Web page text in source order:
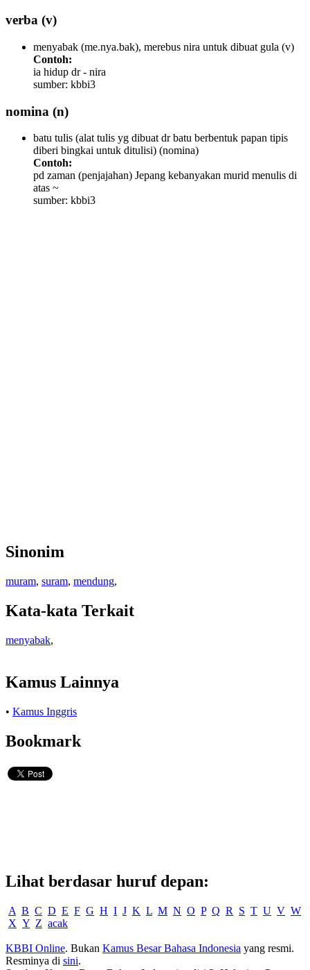
verba (v)
menyabak (me.nya.bak), merebus nira untuk dibuat gula (v)
Contoh:
ia hidup dr - nira
sumber: kbbi3
nomina (n)
batu tulis (alat tulis yg dibuat dr batu berbentuk papan tipis
diberi bingkai untuk ditulisi) (nomina)
Contoh:
pd zaman (penjajahan) Jepang kebanyakan murid menulis di
atas ~
sumber: kbbi3
Sinonim
muram, suram, mendung,
Kata-kata Terkait
menyabak,
Kamus Lainnya
• Kamus Inggris
Bookmark
Lihat berdasar huruf depan:
A B C D E F G H I J K L M N O P Q R S T U V W
X Y Z acak
KBBI Online. Bukan Kamus Besar Bahasa Indonesia yang resmi.
Resminya di sini.